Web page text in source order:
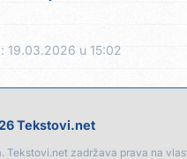
19.03.2026 u 15:02
Tekstovi.net
Tekstovi.net zadržava prava na